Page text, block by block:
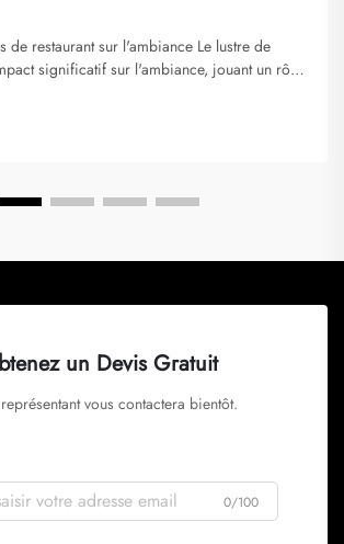
de restaurant sur l'ambiance Le lustre de
significatif sur l'ambiance, jouant un rôle
ainsi...
un Devis Gratuit
vous contactera bientôt.
0/100